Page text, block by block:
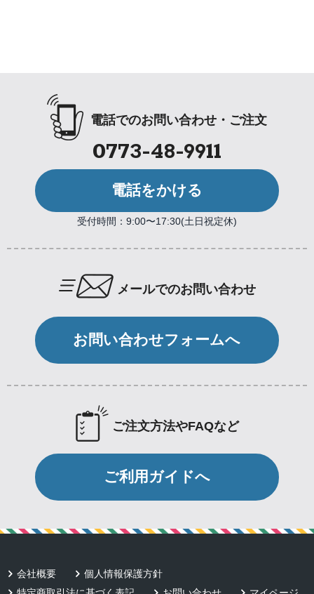
電話でのお問い合わせ・ご注文
0773-48-9911
電話をかける
受付時間：9:00〜17:30(土日祝定休)
メールでのお問い合わせ
お問い合わせフォームへ
ご注文方法やFAQなど
ご利用ガイドへ
会社概要
個人情報保護方針